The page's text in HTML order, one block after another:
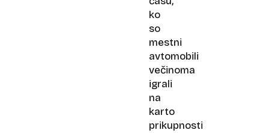
ko
so
mestni
avtomobili
večinoma
igrali
na
karto
prikupnosti